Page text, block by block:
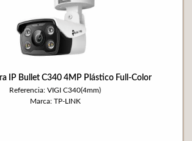
IP Bullet C340 4MP Plástico Full-Color
Referencia: VIGI C340(4mm)
Marca: TP-LINK